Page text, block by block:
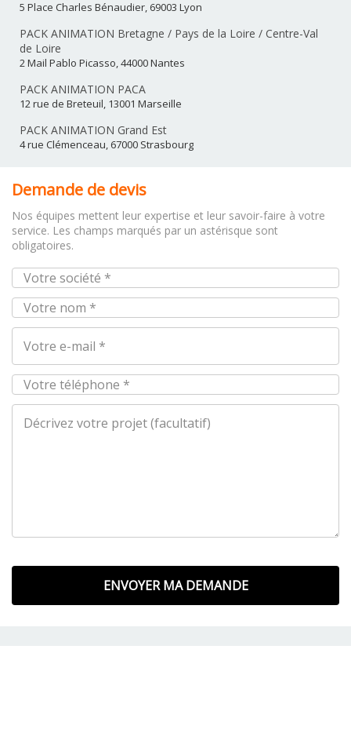
5 Place Charles Bénaudier, 69003 Lyon
PACK ANIMATION Bretagne / Pays de la Loire / Centre-Val
de Loire
2 Mail Pablo Picasso, 44000 Nantes
PACK ANIMATION PACA
12 rue de Breteuil, 13001 Marseille
PACK ANIMATION Grand Est
4 rue Clémenceau, 67000 Strasbourg
Demande de devis
Nos équipes mettent leur expertise et leur savoir-faire à votre
service. Les champs marqués par un astérisque sont
obligatoires.